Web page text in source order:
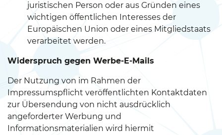
juristischen Person oder aus Gründen eines
wichtigen öffentlichen Interesses der
Europäischen Union oder eines Mitgliedstaats
verarbeitet werden.
Widerspruch gegen Werbe-E-Mails
Der Nutzung von im Rahmen der
Impressumspflicht veröffentlichten Kontaktdaten
zur Übersendung von nicht ausdrücklich
angeforderter Werbung und
Informationsmaterialien wird hiermit